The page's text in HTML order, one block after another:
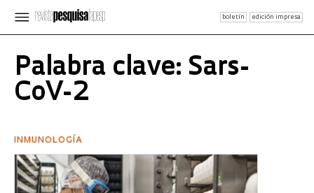
boletín edición impresa
Palabra clave: Sars-
CoV-2
INMUNOLOGÍA